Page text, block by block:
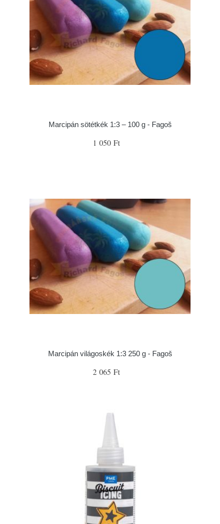
Marcipán sötétkék 1:3 – 100 g - Fagoš
1 050 Ft
Marcipán világoskék 1:3 250 g - Fagoš
2 065 Ft